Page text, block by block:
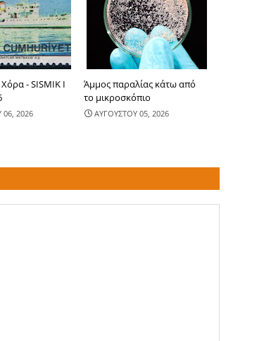
- SISMIK I
2026
Άμμος παραλίας κάτω από
το μικροσκόπιο
ΑΥΓΟΥΣΤΟΥ 05, 2026